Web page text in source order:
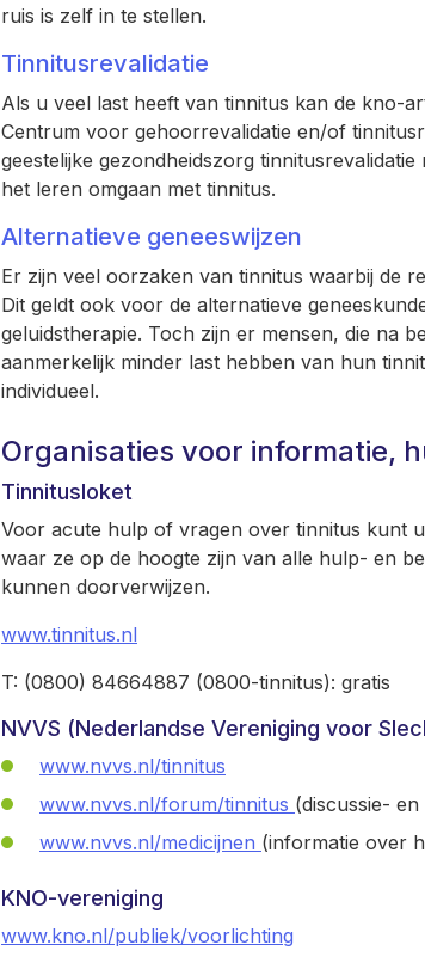
ruis is zelf in te stellen.
Tinnitusrevalidatie
Als u veel last heeft van tinnitus kan de kno-
Centrum voor gehoorrevalidatie en/of
geestelijke gezondheidszorg
het leren omgaan met tinnitus.
Alternatieve geneeswijzen
Er zijn veel oorzaken van tinnitus waarbij de
Dit geldt ook voor de alternatieve
geluidstherapie. Toch zijn er mensen, die na
aanmerkelijk minder last hebben van hun
individueel.
Organisaties voor informatie,
Tinnitusloket
Voor acute hulp of vragen over tinnitus kunt
waar ze op de hoogte zijn van alle hulp- en
kunnen doorverwijzen.
www.tinnitus.nl
T: (0800) 84664887 (0800-tinnitus): gratis
NVVS (Nederlandse Vereniging voor
www.nvvs.nl/tinnitus
www.nvvs.nl/forum/tinnitus (discussie-
www.nvvs.nl/medicijnen (informatie over
KNO-vereniging
www.kno.nl/publiek/voorlichting